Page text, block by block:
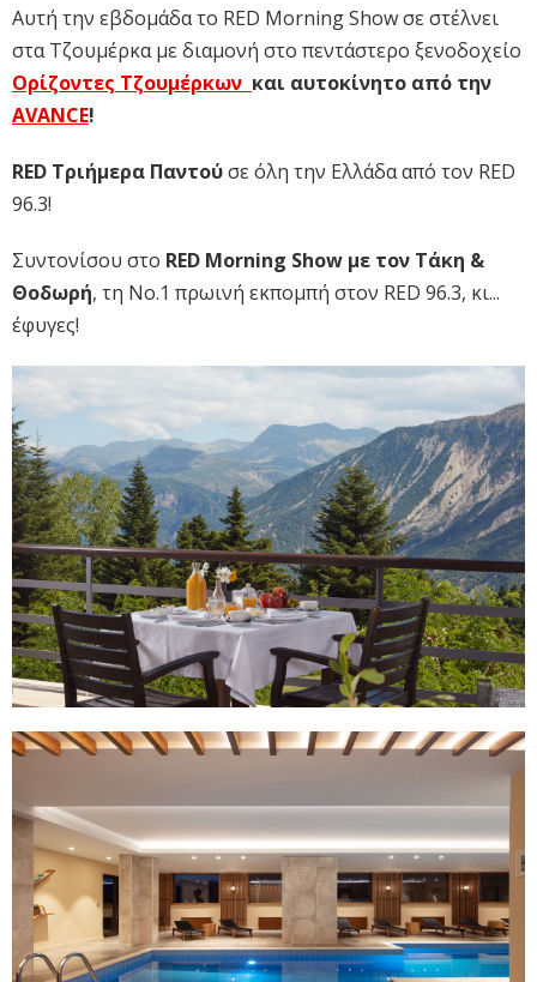
Αυτή την εβδομάδα το RED Morning Show σε στέλνει
στα Τζουμέρκα με διαμονή στο πεντάστερο ξενοδοχείο
Ορίζοντες Τζουμέρκων και αυτοκίνητο από την
AVANCE!
RED Τριήμερα Παντούσε όλη την Ελλάδα από τον RED
96.3!
Συντονίσου στο RED Morning Show με τον Τάκη &
Θοδωρή, τη No.1 πρωινή εκπομπή στον RED 96.3, κι...
έφυγες!